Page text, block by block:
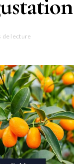
de lecture